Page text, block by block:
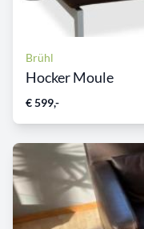
Brühl
Hocker Moule
€ 599,-